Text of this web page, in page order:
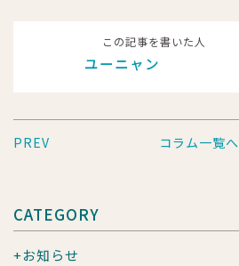
この記事を書いた人
ユーニャン
PREV コラム一覧へ
CATEGORY
お知らせ